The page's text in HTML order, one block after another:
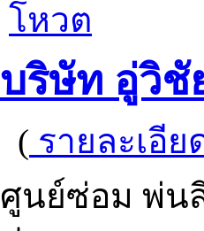
โหวต
บริษัท อู่วิชั
( รายละเอีย
ศูนย์ซ่อม พ่น